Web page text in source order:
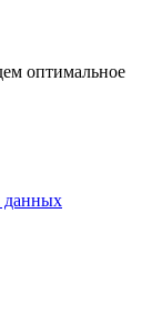
оптимальное
данных